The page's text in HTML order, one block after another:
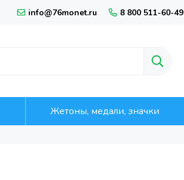
info@76monet.ru 8 800 511-60-49
Жетоны, медали, значки